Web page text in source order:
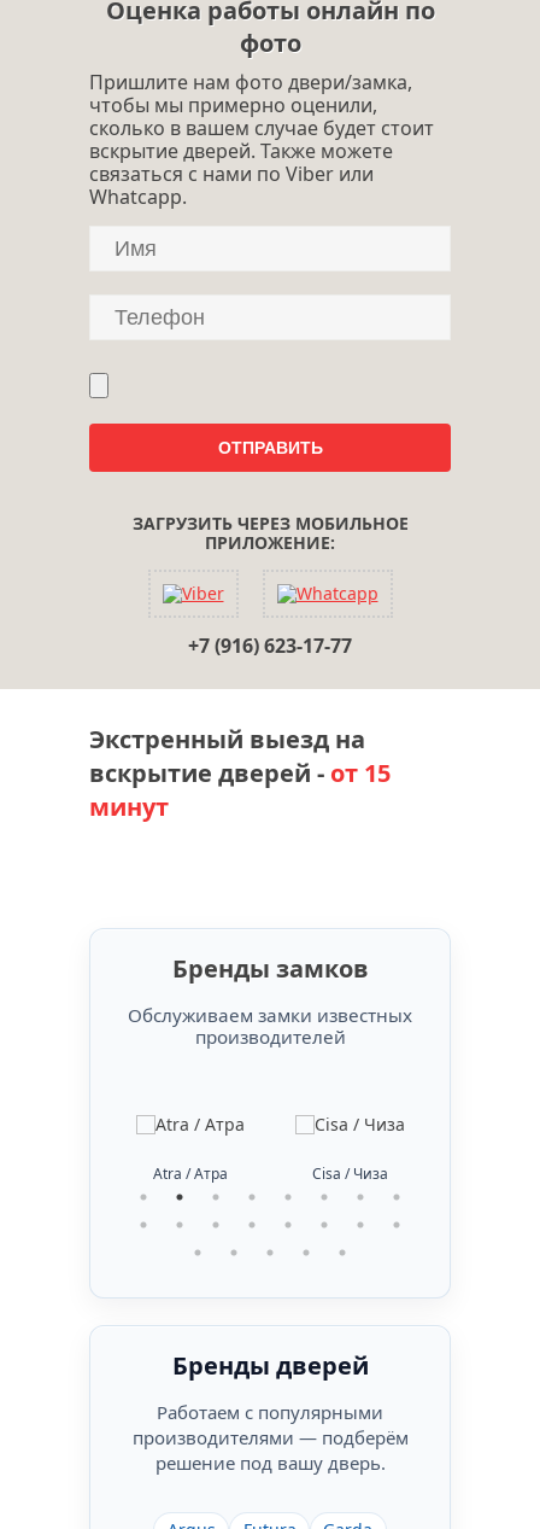
Оценка работы онлайн по
фото
Пришлите нам фото двери/замка,
чтобы мы примерно оценили,
сколько в вашем случае будет стоит
вскрытие дверей. Также можете
связаться с нами по Viber или
Whatcapp.
ЗАГРУЗИТЬ ЧЕРЕЗ МОБИЛЬНОЕ
ПРИЛОЖЕНИЕ:
+7 (916) 623-17-77
Экстренный выезд на
вскрытие дверей - от 15
минут
Бренды замков
Обслуживаем замки известных
производителей
Atra / Атра Cisa / Чиза
Бренды дверей
Работаем с популярными
производителями — подберём
решение под вашу дверь.